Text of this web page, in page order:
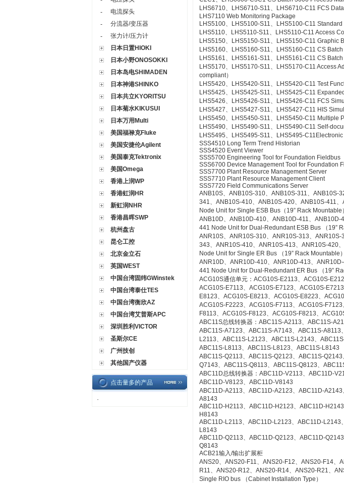
-
电流探头
-
分流器/变压器
-
张力计/压力计
日本日置HIOKI
日本小野ONOSOKKI
日本岛电SHIMADEN
日本神港SHINKO
日本共立KYORITSU
日本菊水KIKUSUI
日本万用Multi
美国福禄克Fluke
美国安捷伦Agilent
美国泰克Tektronix
美国Omega
香港上润WP
香港虹润HR
新虹润NHR
香港昌晖SWP
杭州盘古
昆仑工控
北京金立石
英国WEST
中国台湾固纬GWinstek
中国台湾泰仕TES
中国台湾衡欣AZ
中国台湾艾普斯APC
深圳胜利VICTOR
圣斯尔CE
广州技创
其他国产仪器
点击量多的产品
·
LHS6710、LHS6710-S11、LHS6710-C11 FCS
LHS7110 Web Monitoring Package
LHS5100、LHS5100-S11、LHS5100-C11
LHS5110、LHS5110-S11、LHS5110-C11 Access
LHS5150、LHS5150-S11、LHS5150-C11 Graphic
LHS5160、LHS5160-S11、LHS5160-C11 CS
LHS5161、LHS5161-S11、LHS5161-C11 CS
LHS5170、LHS5170-S11、LHS5170-C11 Access
compliant）
LHS5420、LHS5420-S11、LHS5420-C11 Test
LHS5425、LHS5425-S11、LHS5425-C11
LHS5426、LHS5426-S11、LHS5426-C11 FCS
LHS5427、LHS5427-S11、LHS5427-C11 HIS
LHS5450、LHS5450-S11、LHS5450-C11 Multiple
LHS5490、LHS5490-S11、LHS5490-C11 Self-
LHS5495、LHS5495-S11、LHS5495-
SSS4510 Long Term Trend Historian
SSS4520 Event Viewer
SSS5700 Engineering Tool for Foundation Fieldbus
SSS6700 Device Management Tool for Foundation
SSS7700 Plant Resource Management Server
SSS7710 Plant Resource Management Client
SSS7720 Field Communications Server
ANB10S、ANB10S-310、ANB10S-311、ANB10S-
341、ANB10S-410、ANB10S-420、ANB10S-411
Node Unit for Single ESB Bus（19” Rack Mountable）
ANB10D、ANB10D-410、ANB10D-411、
441 Node Unit for Dual-Redundant ESB Bus （19”
ANR10S、ANR10S-310、ANR10S-313、
343、ANR10S-410、ANR10S-413、ANR10S-420
Node Unit for Single ER Bus （19” Rack Mountable）
ANR10D、ANR10D-410、ANR10D-413、
441 Node Unit for Dual-Redundant ER Bus （19”
ACG10S通信单元：ACG10S-E2113、ACG10S-
ACG10S-E7113、ACG10S-E7123、ACG10S-
E8123、ACG10S-E8213、ACG10S-E8223、
ACG10S-F2223、ACG10S-F7113、ACG10S-
F8113、ACG10S-F8123、ACG10S-F8213、
ABC11S总线转换器：ABC11S-A2113、ABC11S-
ABC11S-A7123、ABC11S-A7143、ABC11S-
L2113、ABC11S-L2123、ABC11S-L2143、
ABC11S-L8113、ABC11S-L8123、ABC11S-L8143
ABC11S-Q2113、ABC11S-Q2123、ABC11S-
Q7143、ABC11S-Q8113、ABC11S-Q8123、
ABC11D总线转换器：ABC11D-V2113、ABC11D-
ABC11D-V8123、ABC11D-V8143
ABC11D-A2113、ABC11D-A2123、ABC11D-
A8143
ABC11D-H2113、ABC11D-H2123、ABC11D-
H8143
ABC11D-L2113、ABC11D-L2123、ABC11D-
L8143
ABC11D-Q2113、ABC11D-Q2123、ABC11D-
Q8143
ACB21输入/输出扩展柜
ANS20、ANS20-F11、ANS20-F12、ANS20-F14
R11、ANS20-R12、ANS20-R14、ANS20-R21、
Single RIO bus （Cabinet Installation Type）